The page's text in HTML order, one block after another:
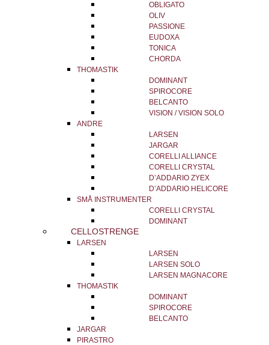
OBLIGATO
OLIV
PASSIONE
EUDOXA
TONICA
CHORDA
THOMASTIK
DOMINANT
SPIROCORE
BELCANTO
VISION / VISION SOLO
ANDRE
LARSEN
JARGAR
CORELLI ALLIANCE
CORELLI CRYSTAL
D’ADDARIO ZYEX
D’ADDARIO HELICORE
SMÅ INSTRUMENTER
CORELLI CRYSTAL
DOMINANT
CELLOSTRENGE
LARSEN
LARSEN
LARSEN SOLO
LARSEN MAGNACORE
THOMASTIK
DOMINANT
SPIROCORE
BELCANTO
JARGAR
PIRASTRO